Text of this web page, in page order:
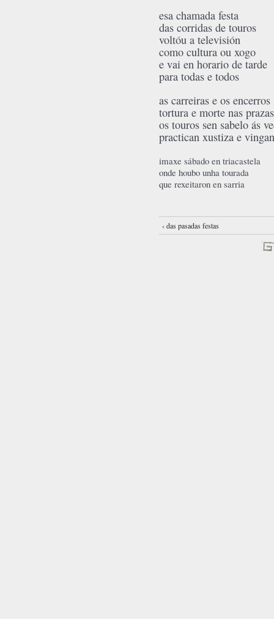
esa chamada festa
das corridas de touros
voltóu a televisión
como cultura ou xogo
e vai en horario de tarde
para todas e todos
as carreiras e os encerros
tortura e morte nas prazas
os touros sen sabelo ás
practican xustiza e
imaxe sábado en triacastela
onde houbo unha tourada
que rexeitaron en sarria
‹ das pasadas festas